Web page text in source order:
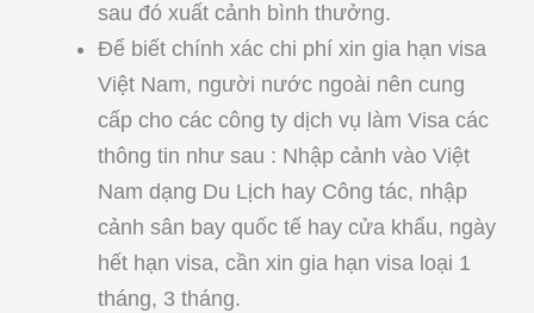
sau đó xuất cảnh bình thưởng.
Để biết chính xác chi phí xin gia hạn visa
Việt Nam, người nước ngoài nên cung
cấp cho các công ty dịch vụ làm Visa các
thông tin như sau : Nhập cảnh vào Việt
Nam dạng Du Lịch hay Công tác, nhập
cảnh sân bay quốc tế hay cửa khẩu, ngày
hết hạn visa, cần xin gia hạn visa loại 1
tháng, 3 tháng.